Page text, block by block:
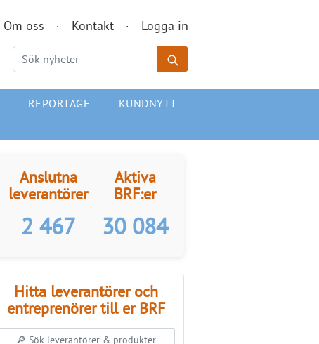
Om oss Kontakt Logga in
REPORTAGE
KUNDNYTT
Anslutna
leverantörer
2 467
Aktiva
BRF:er
30 084
Hitta leverantörer och
entreprenörer till er BRF